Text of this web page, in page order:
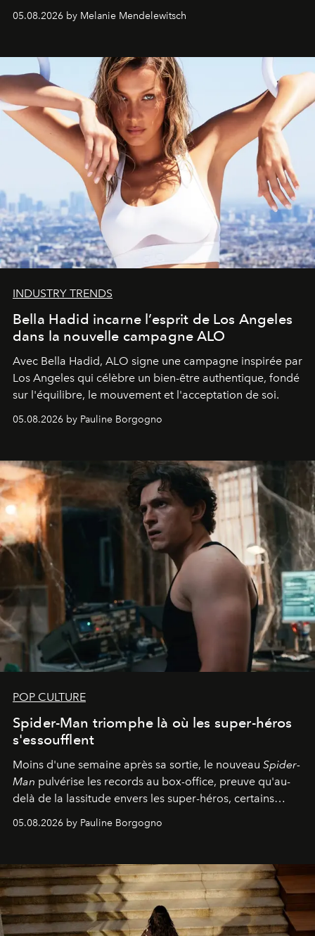
de vivre Romain dans toute son élégance intemporelle.
05.08.2026 by Melanie Mendelewitsch
INDUSTRY TRENDS
Bella Hadid incarne l’esprit de Los Angeles
dans la nouvelle campagne ALO
Avec Bella Hadid, ALO signe une campagne inspirée par
Los Angeles qui célèbre un bien-être authentique, fondé
sur l'équilibre, le mouvement et l'acceptation de soi.
05.08.2026 by Pauline Borgogno
POP CULTURE
Spider-Man triomphe là où les super-héros
s'essoufflent
Moins d'une semaine après sa sortie, le nouveau Spider-
Man pulvérise les records au box-office, preuve qu'au-
delà de la lassitude envers les super-héros, certains
personnages continuent de susciter une ferveur intacte.
05.08.2026 by Pauline Borgogno